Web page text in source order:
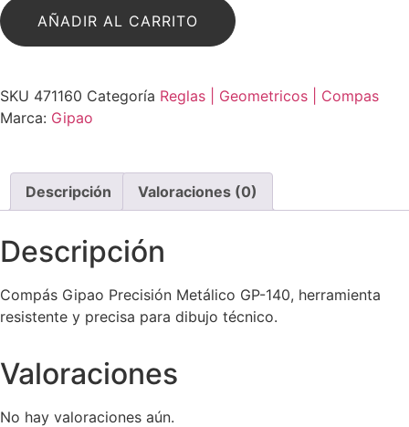
AÑADIR AL CARRITO
SKU 471160 Categoría Reglas | Geometricos | Compas
Marca: Gipao
Descripción Valoraciones (0)
Descripción
Compás Gipao Precisión Metálico GP-140, herramienta
resistente y precisa para dibujo técnico.
Valoraciones
No hay valoraciones aún.